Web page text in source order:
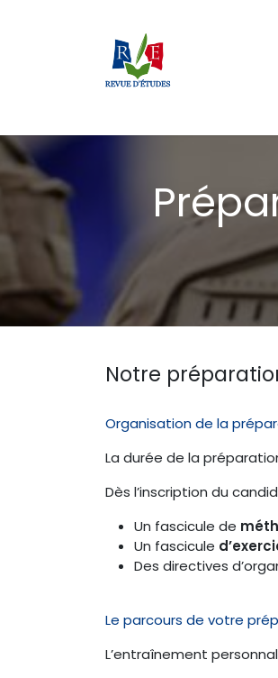
Notre
Organisation de la
La durée de la
Dès l’inscription du
Un fascicule de
Un fascicule
Des directives
Le parcours de votre
L’entraînement